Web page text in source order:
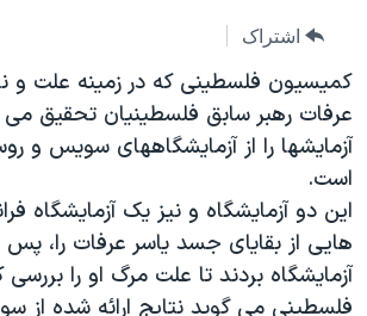
اصلی
جهش
به
جستجو
گزیده‌ها
ویژه برنامه‌ها
ویدیوها
فرهنگ و زندگی
حقوق شهروندی
صفحه‌های ویژه
عملیات خشم حماسی
۲۵۰سالگی آمریکا
بایگانی برنامه‌های تلویزیونی
مستندها
انتخابات ریاست جمهوری آمریکا ۲۰۲۴
پخش رادیویی
یادگیری زبان انگلیسی
دنبال کنید
اشتراک
کمیسیون فلسطینی که در زمینه علت و
عرفات رهبر سابق فلسطینیان تحقیق می
آزمایشها را از آزمایشگاههای سویس و
است.
این دو آزمایشگاه و نیز یک آزمایشگاه
هایی از بقایای جسد یاسر عرفات را، پس
آزمایشگاه بردند تا علت مرگ او را
فلسطینی می گوید نتایج ارائه شده از